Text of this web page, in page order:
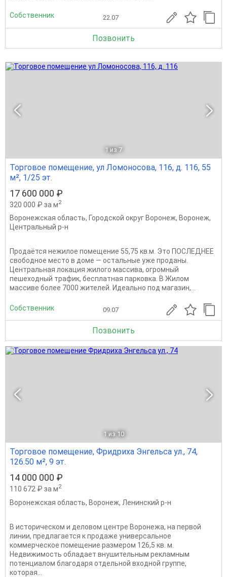
Собственник 22.07
Позвонить
1 из 7
Торговое помещение, ул Ломоносова, 116, д. 116, 55
м², 1/25 эт.
17 600 000 ₽
320 000 ₽ за м2
Воронежская область, Городской округ Воронеж, Воронеж,
Центральный р-н
Продаётся нежилое помещение 55,75 кв.м. Это ПОСЛЕДНЕЕ
свободное место в доме — остальные уже проданы.
Центральная локация жилого массива, огромный
пешеходный трафик, бесплатная парковка. В Жилом
массиве более 7000 жителей. Идеально под магазин,...
Собственник 09.07
Позвонить
1 из 10
Торговое помещение, Фридриха Энгельса ул., 74,
126.50 м², 9 эт.
14 000 000 ₽
110 672 ₽ за м2
Воронежская область, Воронеж, Ленинский р-н
В историческом и деловом центре Воронежа, на первой
линии, предлагается к продаже универсальное
коммерческое помещение размером 126,5 кв. м.
Недвижимость обладает внушительным рекламным
потенциалом благодаря отдельной входной группе,
которая...